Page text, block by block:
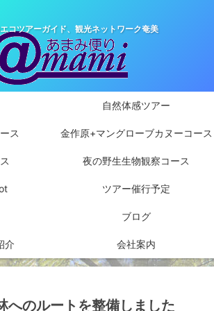
コツアーガイド、観光ネットワーク奄美
自然体感ツアー
ス 金作原+マングローブカヌーコース
夜の野生生物観察コース
ツアー催行予定
ブログ
介 会社案内
へのルートを整備しました